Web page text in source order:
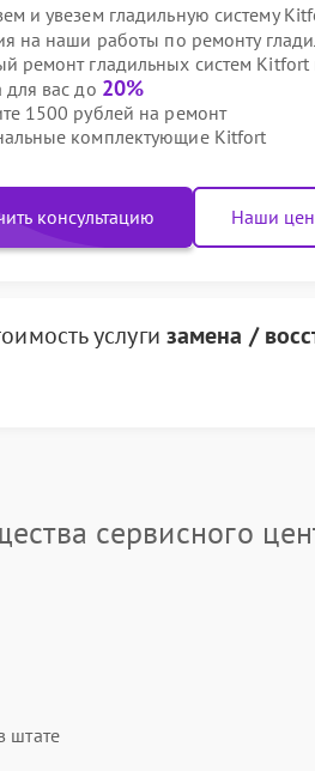
и увезем гладильную систему
на наши работы по ремонту
ремонт гладильных систем Kitfort
для вас до 20%
1500 рублей на ремонт
комплектующие Kitfort
консультацию Наши
услуги замена /
сервисного
штате